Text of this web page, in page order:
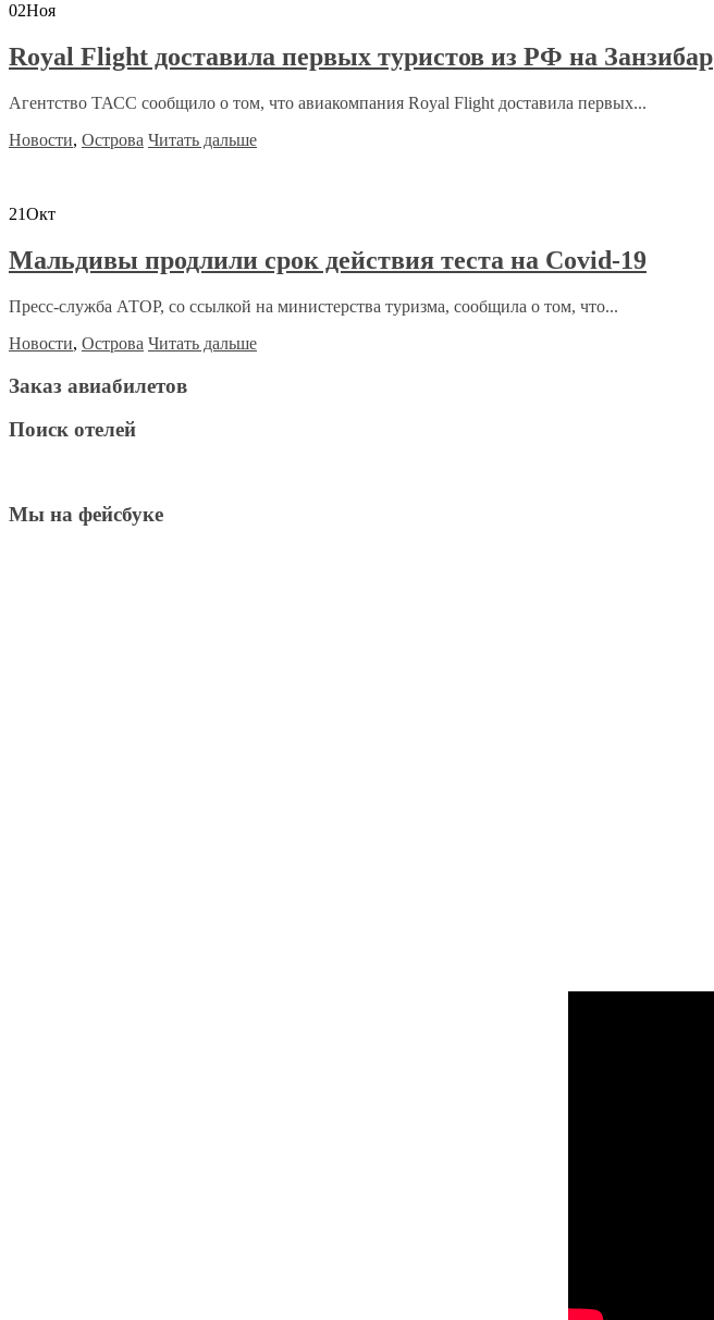
02Ноя
Royal Flight доставила первых туристов из РФ на Занзибар
Агентство ТАСС сообщило о том, что авиакомпания Royal Flight доставила первых...
Новости, Острова Читать дальше
21Окт
Мальдивы продлили срок действия теста на Covid-19
Пресс-служба АТОР, со ссылкой на министерства туризма, сообщила о том, что...
Новости, Острова Читать дальше
Заказ авиабилетов
Поиск отелей
Мы на фейсбуке